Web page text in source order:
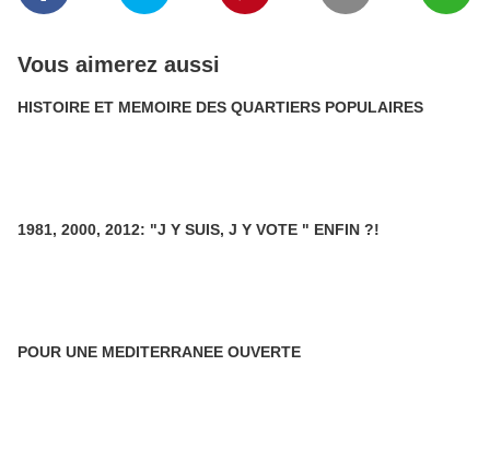
Vous aimerez aussi
HISTOIRE ET MEMOIRE DES QUARTIERS POPULAIRES
1981, 2000, 2012: "J Y SUIS, J Y VOTE " ENFIN ?!
POUR UNE MEDITERRANEE OUVERTE